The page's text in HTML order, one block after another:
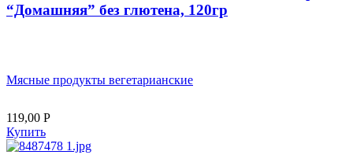
“Домашняя” без глютена, 120гр
Мясные продукты вегетарианские
119,00 Р
Купить